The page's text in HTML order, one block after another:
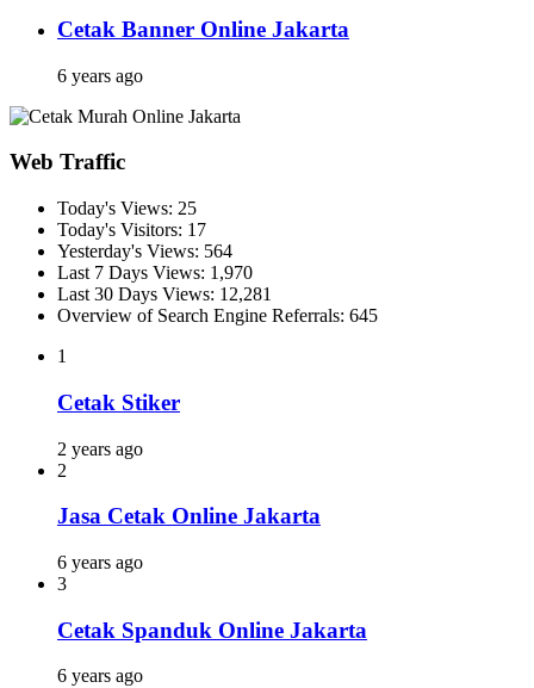
Cetak Banner Online Jakarta
6 years ago
Web Traffic
Today's Views: 25
Today's Visitors: 17
Yesterday's Views: 564
Last 7 Days Views: 1,970
Last 30 Days Views: 12,281
Overview of Search Engine Referrals: 645
1
Cetak Stiker
2 years ago
2
Jasa Cetak Online Jakarta
6 years ago
3
Cetak Spanduk Online Jakarta
6 years ago